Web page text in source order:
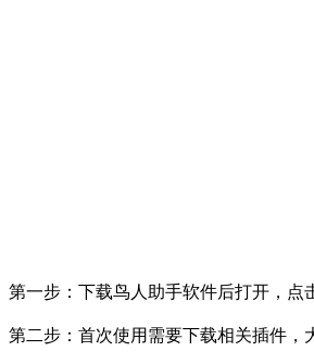
第一步：下载鸟人助手软件后打开，点
第二步：首次使用需要下载相关插件，